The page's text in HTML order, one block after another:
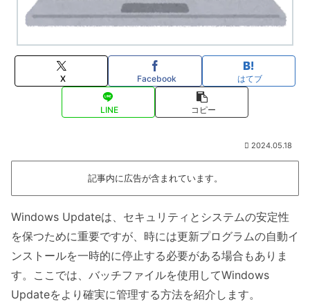
X Facebook はてブ
LINE コピー
2024.05.18
記事内に広告が含まれています。
Windows Updateは、セキュリティとシステムの安定性
を保つために重要ですが、時には更新プログラムの自動イ
ンストールを一時的に停止する必要がある場合もありま
す。ここでは、バッチファイルを使用してWindows
Updateをより確実に管理する方法を紹介します。